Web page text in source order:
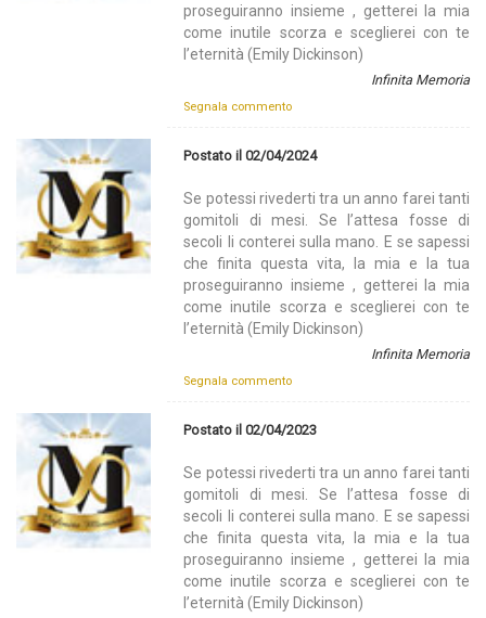
proseguiranno insieme , getterei la mia
come inutile scorza e sceglierei con te
l’eternità (Emily Dickinson)
Infinita Memoria
Segnala commento
Postato il 02/04/2024
Se potessi rivederti tra un anno farei tanti
gomitoli di mesi. Se l’attesa fosse di
secoli li conterei sulla mano. E se sapessi
che finita questa vita, la mia e la tua
proseguiranno insieme , getterei la mia
come inutile scorza e sceglierei con te
l’eternità (Emily Dickinson)
Infinita Memoria
Segnala commento
Postato il 02/04/2023
Se potessi rivederti tra un anno farei tanti
gomitoli di mesi. Se l’attesa fosse di
secoli li conterei sulla mano. E se sapessi
che finita questa vita, la mia e la tua
proseguiranno insieme , getterei la mia
come inutile scorza e sceglierei con te
l’eternità (Emily Dickinson)